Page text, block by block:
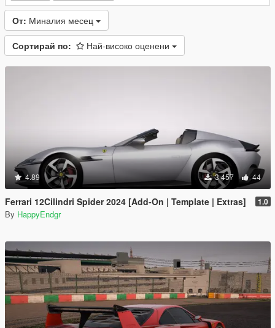
От: Миналия месец
Сортирай по: Най-високо оценени
4.89 3 457 44
Ferrari 12Cilindri Spider 2024 [Add-On | Template | Extras] 1.0
By HappyEndgr